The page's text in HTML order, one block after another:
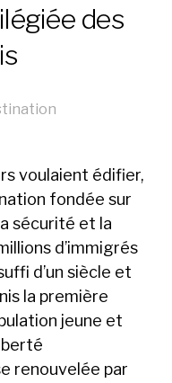
des
voulaient édifier,
fondée sur
sécurité et la
d’immigrés
d’un siècle et
la première
jeune et
renouvelée par